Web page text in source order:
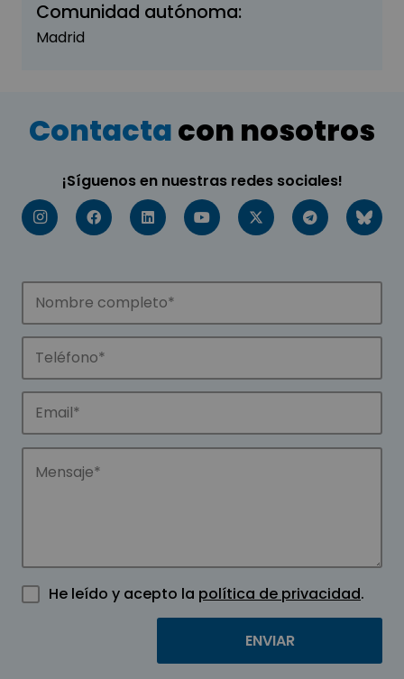
Comunidad autónoma:
Madrid
Contactacon nosotros
¡Síguenos en nuestras redes sociales!
He leído y acepto la política de privacidad.